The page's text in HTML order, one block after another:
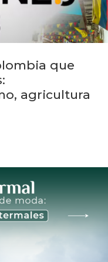
que
agricultura